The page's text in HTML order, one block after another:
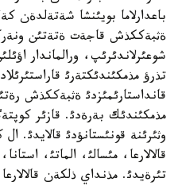
باعدارلاما بويئنشا شةتةلدةن
ةثبةككذش قاجةت ةتةتئن
شوعئرلاندئرئپ، ورالماندار
تذرؤ مذمكئندئكتةرئ
قانداستارئمئزدئ ةثبةككذش
مذمكئندئك بةرةدئ. قازئر
وثئرئنة قونئستانؤدئ قالايدئ.
قالالارعا، مئسالئ، الماتئ،
تئرةيدئ. مذنداي ذلكةن